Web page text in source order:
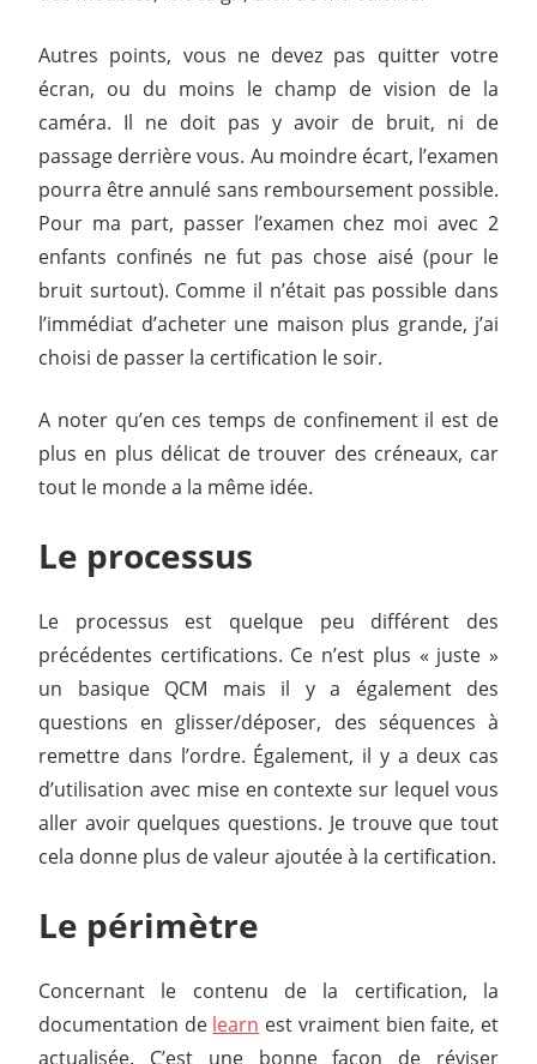
Autres points, vous ne devez pas quitter votre
écran, ou du moins le champ de vision de la
caméra. Il ne doit pas y avoir de bruit, ni de
passage derrière vous. Au moindre écart, l’examen
pourra être annulé sans remboursement possible.
Pour ma part, passer l’examen chez moi avec 2
enfants confinés ne fut pas chose aisé (pour le
bruit surtout). Comme il n’était pas possible dans
l’immédiat d’acheter une maison plus grande, j’ai
choisi de passer la certification le soir.
A noter qu’en ces temps de confinement il est de
plus en plus délicat de trouver des créneaux, car
tout le monde a la même idée.
Le processus
Le processus est quelque peu différent des
précédentes certifications. Ce n’est plus « juste »
un basique QCM mais il y a également des
questions en glisser/déposer, des séquences à
remettre dans l’ordre. Également, il y a deux cas
d’utilisation avec mise en contexte sur lequel vous
aller avoir quelques questions. Je trouve que tout
cela donne plus de valeur ajoutée à la certification.
Le périmètre
Concernant le contenu de la certification, la
documentation de learn est vraiment bien faite, et
actualisée. C’est une bonne façon de réviser